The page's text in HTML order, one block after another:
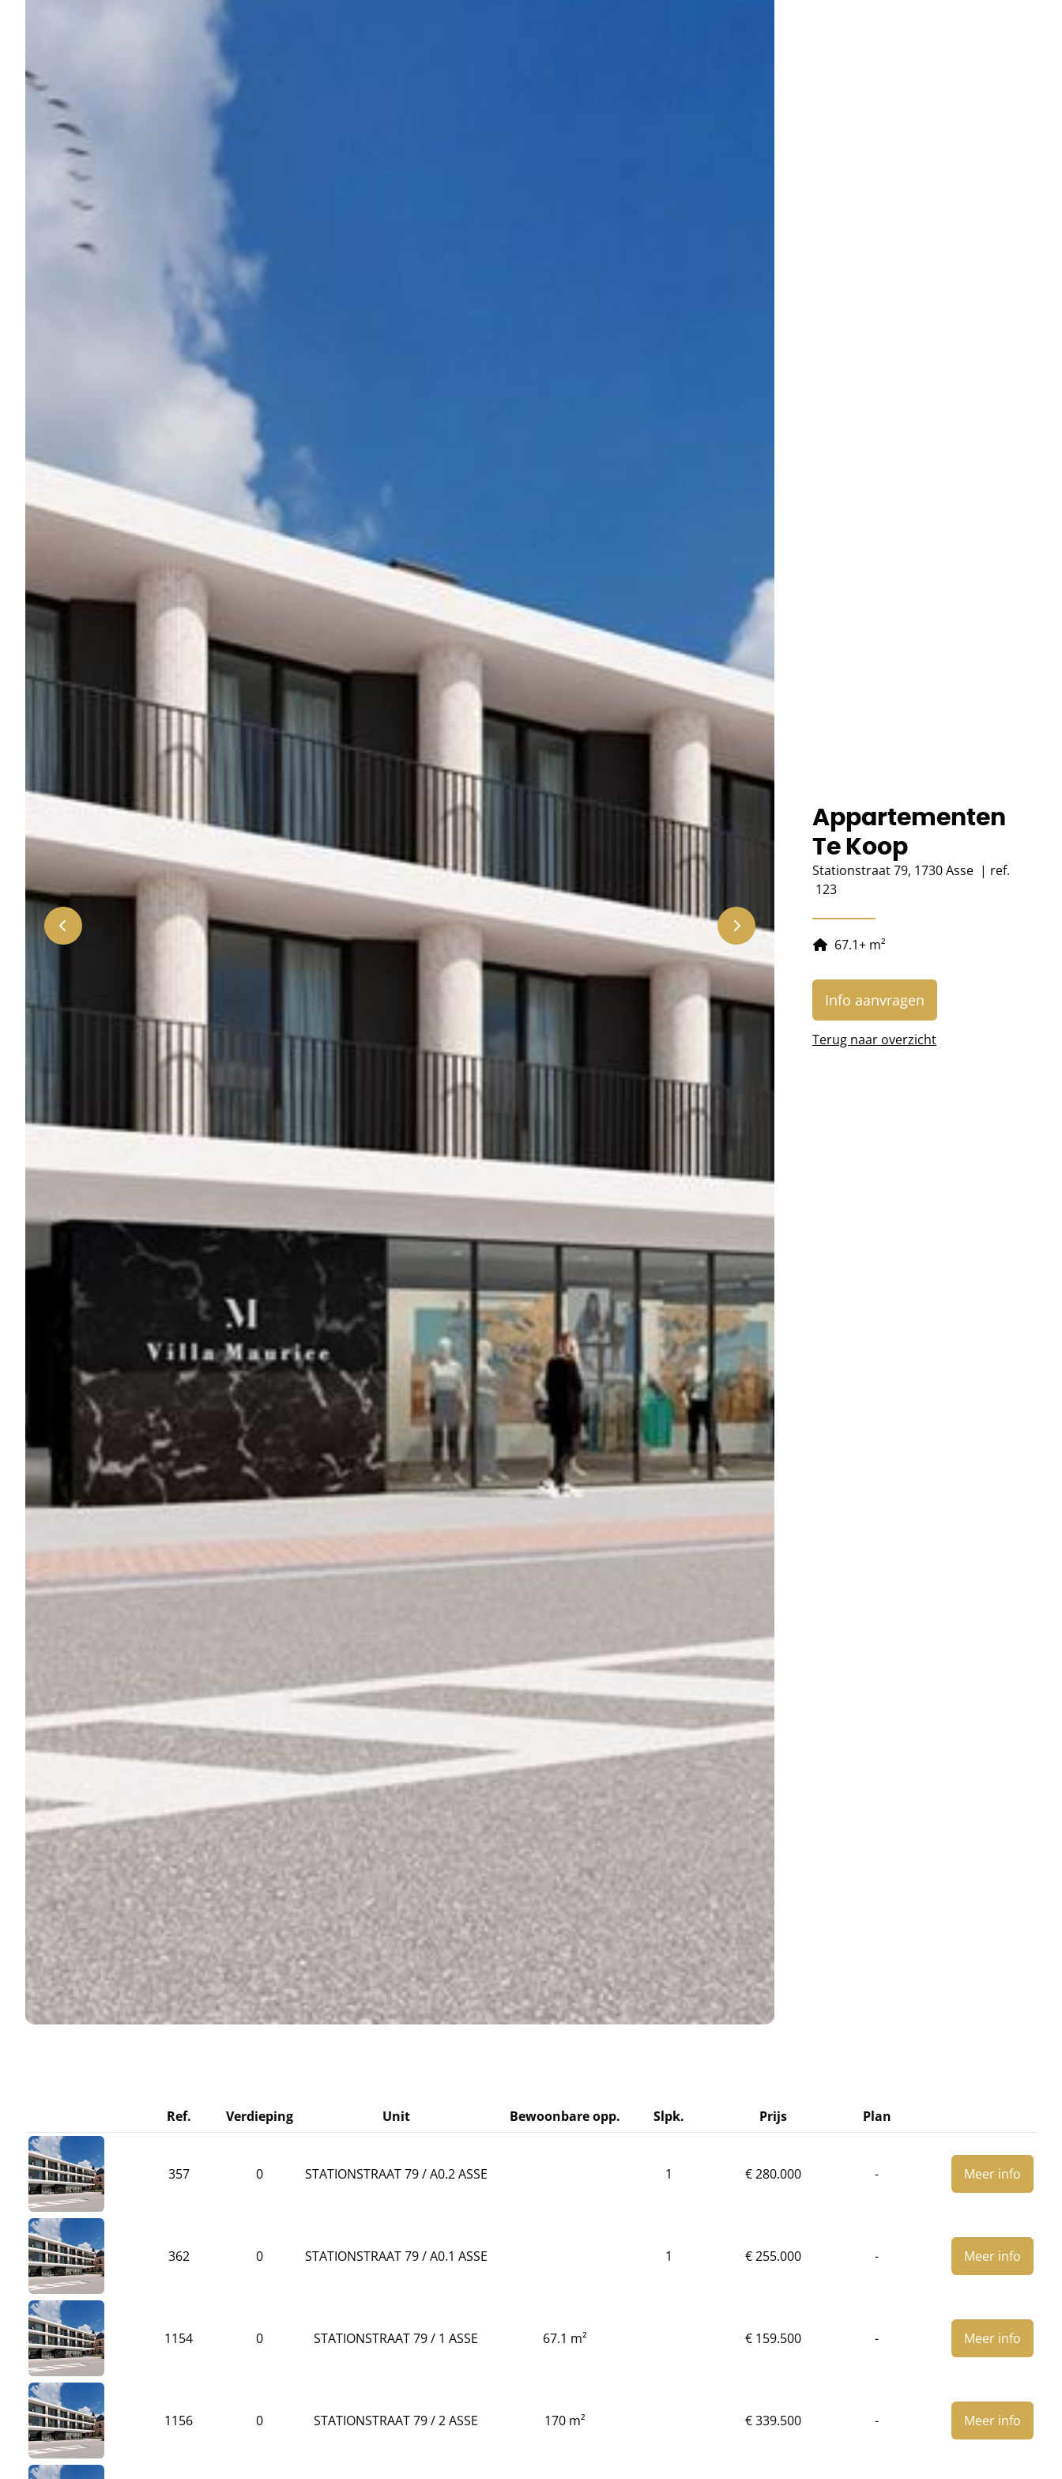
Appartementen
Te Koop
Stationstraat 79, 1730 Asse | ref.
123
67.1+ m²
Info aanvragen
Terug naar overzicht
Ref. Verdieping Unit Bewoonbare opp. Slpk. Prijs Plan
357 0 STATIONSTRAAT 79 / A0.2 ASSE 1 €280.000 - Meer info
362 0 STATIONSTRAAT 79 / A0.1 ASSE 1 €255.000 - Meer info
1154 0 STATIONSTRAAT 79 / 1 ASSE 67.1 m² € 159.500 - Meer info
1156 0 STATIONSTRAAT 79 / 2 ASSE 170 m² €339.500 - Meer info